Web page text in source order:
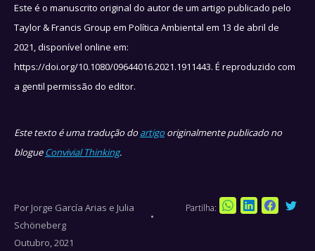
Este é o manuscrito original do autor de um artigo publicado pelo
Taylor & Francis Group em Política Ambiental em 13 de abril de
2021, disponível online em:
https://doi.org/10.1080/09644016.2021.1911443. É reproduzido com
a gentil permissão do editor.
Este texto é uma tradução doartigo originalmente publicado no
blogueConvivial Thinking.
Por Jorge García Arias e Julia
Schöneberg
Outubro, 2021
Partilha:
ShareShareShare